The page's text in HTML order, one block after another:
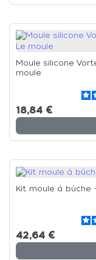
Moule silicone
moule
18,84 €
Kit moule à bûche
42,64 €